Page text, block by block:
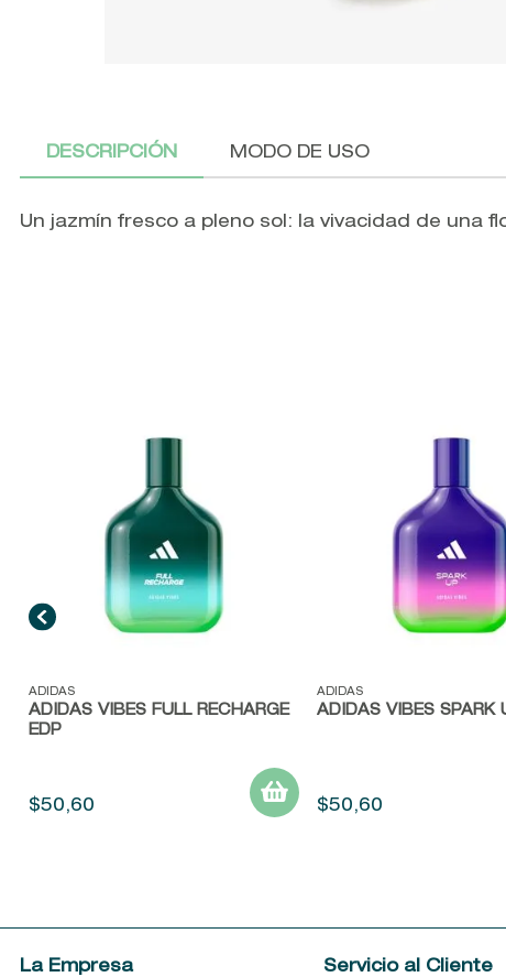
DESCRIPCIÓN MODO DE USO
Un jazmín fresco a pleno sol: la vivacidad de una
Vista rápida
ADIDAS
ADIDAS VIBES FULL RECHARGE
EDP
$50,60
Vista rápida
ADIDAS
ADIDAS VIBES SPARK
$50,60
La Empresa Servicio al Cliente